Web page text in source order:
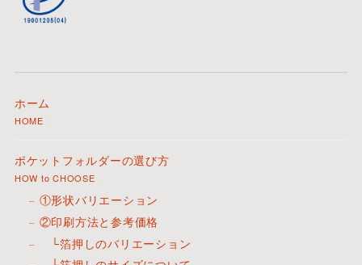
ホーム
HOME
ポケットフォルダーの選び方
HOW to CHOOSE
①形状バリエーション
②印刷方法と参考価格
└箔押しのバリエーション